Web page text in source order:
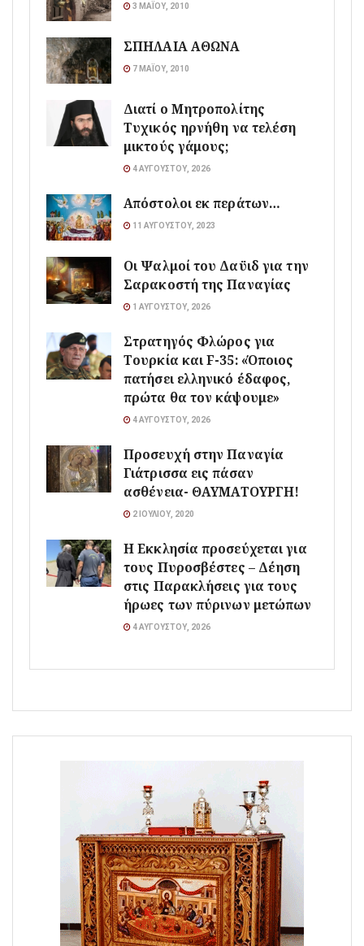
3 ΜΑΪ́ΟΥ, 2010
ΣΠΗΛΑΙΑ ΑΘΩΝΑ
7 ΜΑΪ́ΟΥ, 2010
Διατί ο Μητροπολίτης
Τυχικός ηρνήθη να τελέση
μικτούς γάμους;
4 ΑΥΓΟΎΣΤΟΥ, 2026
Απόστολοι εκ περάτων…
11 ΑΥΓΟΎΣΤΟΥ, 2023
Οι Ψαλμοί του Δαϋιδ για την
Σαρακοστή της Παναγίας
1 ΑΥΓΟΎΣΤΟΥ, 2026
Στρατηγός Φλώρος για
Τουρκία και F-35: «Όποιος
πατήσει ελληνικό έδαφος,
πρώτα θα τον κάψουμε»
4 ΑΥΓΟΎΣΤΟΥ, 2026
Προσευχή στην Παναγία
Γιάτρισσα εις πάσαν
ασθένεια- ΘΑΥΜΑΤΟΥΡΓΗ!
2 ΙΟΥΛΊΟΥ, 2020
Η Εκκλησία προσεύχεται για
τους Πυροσβέστες – Δέηση
στις Παρακλήσεις για τους
ήρωες των πύρινων μετώπων
4 ΑΥΓΟΎΣΤΟΥ, 2026